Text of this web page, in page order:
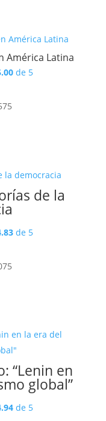
América Latina
de 5
de la
de 5
“Lenin en
global”
de 5